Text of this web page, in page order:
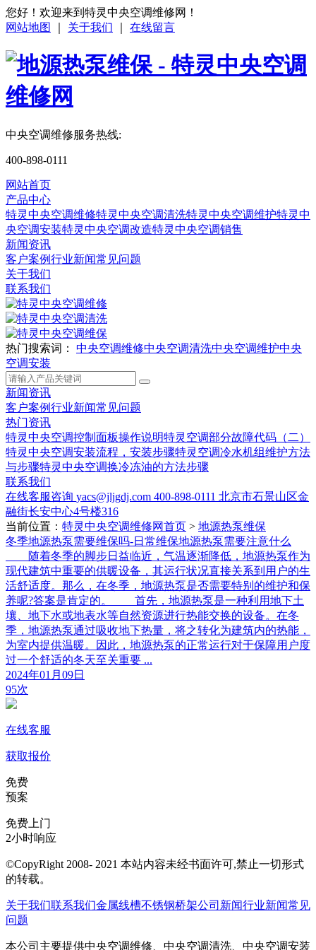
您好！欢迎来到特灵中央空调维修网！
网站地图
关于我们 在线留言
中央空调维修服务热线:
400-898-0111
网站首页
产品中心
特灵中央空调维修特灵中央空调清洗特灵中央空调维护特灵中
央空调安装特灵中央空调改造特灵中央空调销售
新闻资讯
客户案例行业新闻常见问题
关于我们
联系我们
热门搜索词： 中央空调维修中央空调清洗中央空调维护中央
空调安装
新闻资讯
客户案例行业新闻常见问题
热门资讯
特灵中央空调控制面板操作说明特灵空调部分故障代码（二）
特灵中央空调安装流程，安装步骤特灵空调冷水机组维护方法
与步骤特灵中央空调换冷冻油的方法步骤
联系我们
在线客服咨询 yacs@jljgdj.com 400-898-0111 北京市石景山区金
融街长安中心4号楼316
当前位置： 特灵中央空调维修网首页 > 地源热泵维保
冬季地源热泵需要维保吗-日常维保地源热泵需要注意什么
随着冬季的脚步日益临近，气温逐渐降低，地源热泵作为
现代建筑中重要的供暖设备，其运行状况直接关系到用户的生
活舒适度。那么，在冬季，地源热泵是否需要特别的维护和保
养呢?答案是肯定的。 首先，地源热泵是一种利用地下土
壤、地下水或地表水等自然资源进行热能交换的设备。在冬
季，地源热泵通过吸收地下热量，将之转化为建筑内的热能，
为室内提供温暖。因此，地源热泵的正常运行对于保障用户度
过一个舒适的冬天至关重要 ...
2024年01月09日
95次
在线客服
获取报价
免费
预案
免费上门
2小时响应
©CopyRight 2008- 2021 本站内容未经书面许可,禁止一切形式
的转载。
关于我们联系我们金属线槽不锈钢桥架公司新闻行业新闻常见
问题
本公司主要提供中央空调维修、中央空调清洗、中央空调安装